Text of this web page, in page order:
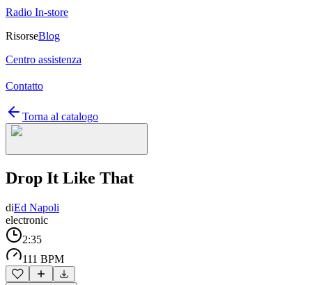
Radio In-store
RisorseBlog
Centro assistenza
Contatto
Torna al catalogo
Drop It Like That
diEd Napoli
electronic
2:35
111 BPM